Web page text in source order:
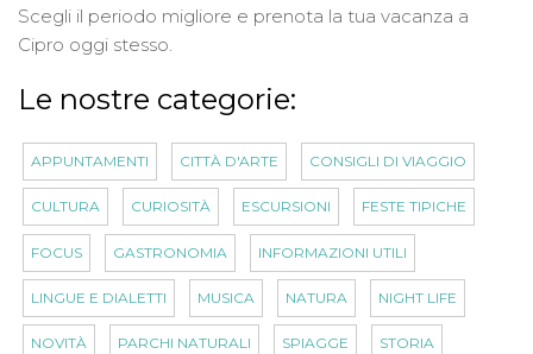
Scegli il periodo migliore e prenota la tua vacanza a
Cipro oggi stesso.
Le nostre categorie:
APPUNTAMENTI CITTÀ D'ARTE CONSIGLI DI VIAGGIO
CULTURA CURIOSITÀ ESCURSIONI FESTE TIPICHE
FOCUS GASTRONOMIA INFORMAZIONI UTILI
LINGUE E DIALETTI MUSICA NATURA NIGHT LIFE
NOVITÀ PARCHI NATURALI SPIAGGE STORIA